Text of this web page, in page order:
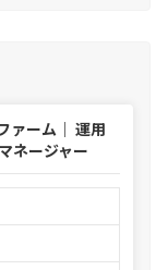
ァーム｜ 運用
ネージャー